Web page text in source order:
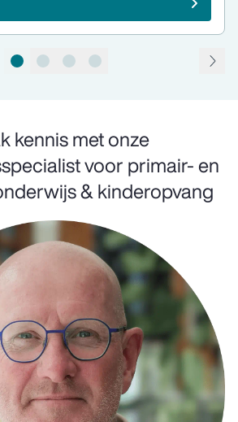
kennis met onze
voor primair- en
& kinderopvang